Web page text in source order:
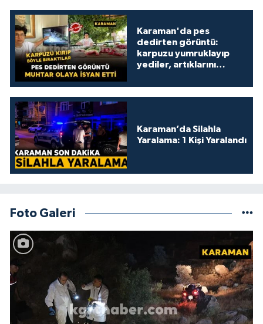
Karaman'da pes
dedirten görüntü:
karpuzu yumruklayıp
yediler, artıklarını
Karaman’da Silahla
Yaralama: 1 Kişi Yaralandı
Foto Galeri